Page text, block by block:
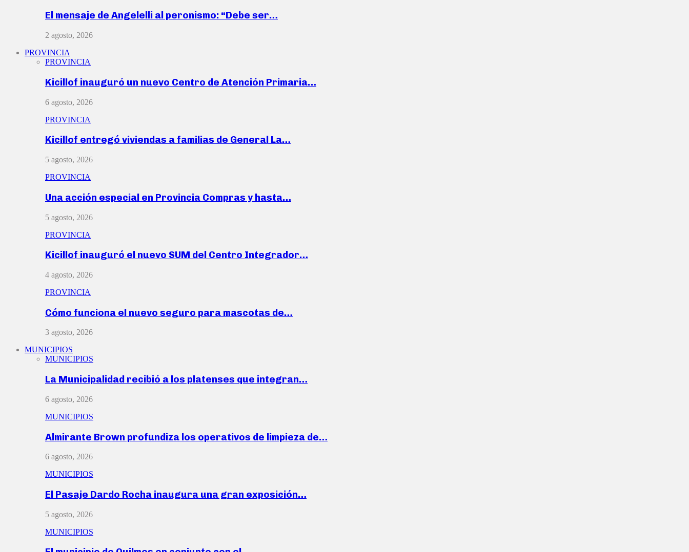
El mensaje de Angelelli al peronismo: “Debe ser…
2 agosto, 2026
PROVINCIA
PROVINCIA
Kicillof inauguró un nuevo Centro de Atención Primaria…
6 agosto, 2026
PROVINCIA
Kicillof entregó viviendas a familias de General La…
5 agosto, 2026
PROVINCIA
Una acción especial en Provincia Compras y hasta…
5 agosto, 2026
PROVINCIA
Kicillof inauguró el nuevo SUM del Centro Integrador…
4 agosto, 2026
PROVINCIA
Cómo funciona el nuevo seguro para mascotas de…
3 agosto, 2026
MUNICIPIOS
MUNICIPIOS
La Municipalidad recibió a los platenses que integran…
6 agosto, 2026
MUNICIPIOS
Almirante Brown profundiza los operativos de limpieza de…
6 agosto, 2026
MUNICIPIOS
El Pasaje Dardo Rocha inaugura una gran exposición…
5 agosto, 2026
MUNICIPIOS